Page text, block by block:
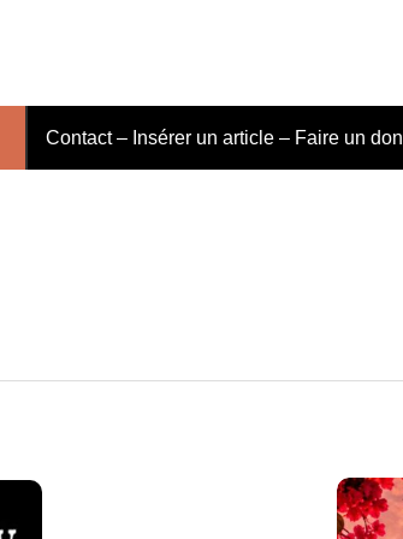
Contact – Insérer un article – Faire un don